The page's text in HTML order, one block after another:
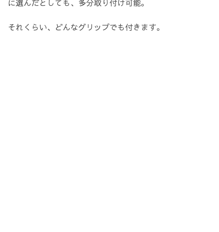
に選んだとしても、多分取り付け可能。
それくらい、どんなグリップでも付きます。